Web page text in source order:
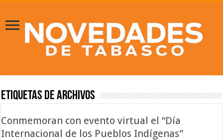
Etiquetas de Archivos
Conmemoran con evento virtual el “Día
Internacional de los Pueblos Indígenas”